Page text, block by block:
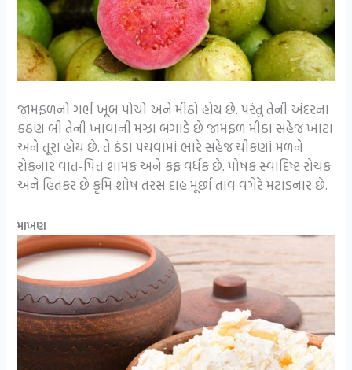
જામફળનો ગર્ભ ખૂબ પોચો અને મીઠો હોય છે. પરંતુ તેની અંદરના
કઠણ બી તેની ખાવાની મઝા બગાડે છે જામફળ મીઠા સહેજ ખાટા
અને તૂરા હોય છે. તે ઠંડા પચવામાં ભારે સહેજ ચીકણાં મળને
રોકનાર વાત-પિત્ત શામક અને કફ વર્ધક છે. પોષક સ્વાદિષ્ટ રોચક
અને હિતકર છે કૃમિ શોષ તરસ દાહ મૂર્છા તાવ વગેરે મટાડનાર છે.
માખણ